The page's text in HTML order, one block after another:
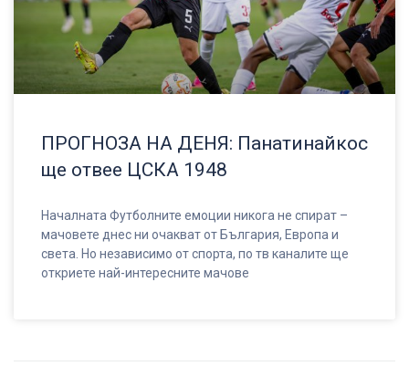
ПРОГНОЗА НА ДЕНЯ: Панатинайкос
ще отвее ЦСКА 1948
Началната Футболните емоции никога не спират –
мачовете днес ни очакват от България, Европа и
света. Но независимо от спорта, по тв каналите ще
откриете най-интересните мачове